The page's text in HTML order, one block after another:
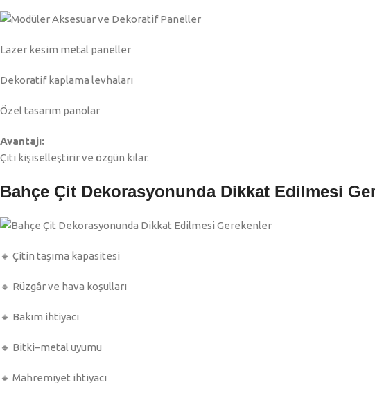
Lazer kesim metal paneller
Dekoratif kaplama levhaları
Özel tasarım panolar
Avantajı:
Çiti kişiselleştirir ve özgün kılar.
Bahçe Çit Dekorasyonunda Dikkat Edilmesi
🔸 Çitin taşıma kapasitesi
🔸 Rüzgâr ve hava koşulları
🔸 Bakım ihtiyacı
🔸 Bitki–metal uyumu
🔸 Mahremiyet ihtiyacı